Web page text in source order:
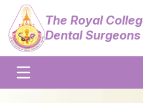
The Royal
Dental